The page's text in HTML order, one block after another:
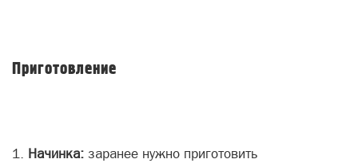
Приготовление
Начинка: заранее нужно приготовить